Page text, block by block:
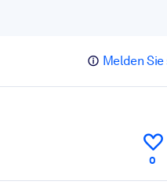
Melden
0